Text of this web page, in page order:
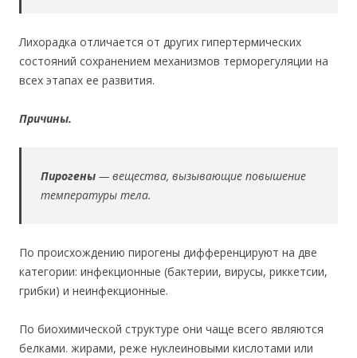
Лихорадка отличается от других гипертермических
состояний сохранением механизмов терморегуляции на
всех этапах ее развития.
Причины.
Пирогены — вещества, вызывающие повышение
температуры тела.
По происхождению пирогены дифференцируют на две
категории: инфекционные (бактерии, вирусы, риккетсии,
грибки) и неинфекционные.
По биохимической структуре они чаще всего являются
белками. жирами, реже нуклеиновыми кислотами или